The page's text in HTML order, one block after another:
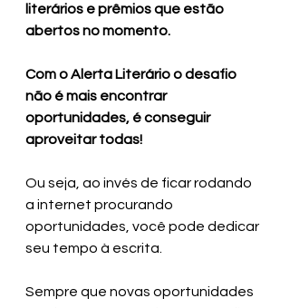
literários e prêmios que estão
abertos no momento.
Com o Alerta Literário o desafio
não é mais encontrar
oportunidades, é conseguir
aproveitar todas!
Ou seja, ao invés de ficar rodando
a internet procurando
oportunidades, você pode dedicar
seu tempo à escrita.
Sempre que novas oportunidades